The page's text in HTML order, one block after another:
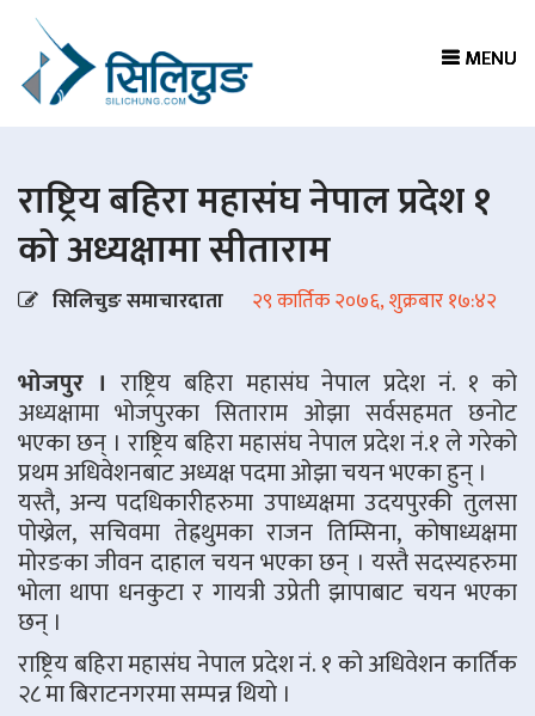
MENU
MENU
MENU
MENU
राष्ट्रिय बहिरा महासंघ नेपाल प्रदेश १
को अध्यक्षामा सीताराम
सिलिचुङ समाचारदाता २९ कार्तिक २०७६, शुक्रबार १७:४२
भोजपुर । राष्ट्रिय बहिरा महासंघ नेपाल प्रदेश नं. १ को
अध्यक्षामा भोजपुरका सिताराम ओझा सर्वसहमत छनोट
भएका छन् । राष्ट्रिय बहिरा महासंघ नेपाल प्रदेश नं.१ ले गरेको
प्रथम अधिवेशनबाट अध्यक्ष पदमा ओझा चयन भएका हुन् ।
यस्तै, अन्य पदधिकारीहरुमा उपाध्यक्षमा उदयपुरकी तुलसा
पोख्रेल, सचिवमा तेह्रथुमका राजन तिम्सिना, कोषाध्यक्षमा
मोरङका जीवन दाहाल चयन भएका छन् । यस्तै सदस्यहरुमा
भोला थापा धनकुटा र गायत्री उप्रेती झापाबाट चयन भएका
छन् ।
राष्ट्रिय बहिरा महासंघ नेपाल प्रदेश नं. १ को अधिवेशन कार्तिक
२८ मा बिराटनगरमा सम्पन्न थियाे ।